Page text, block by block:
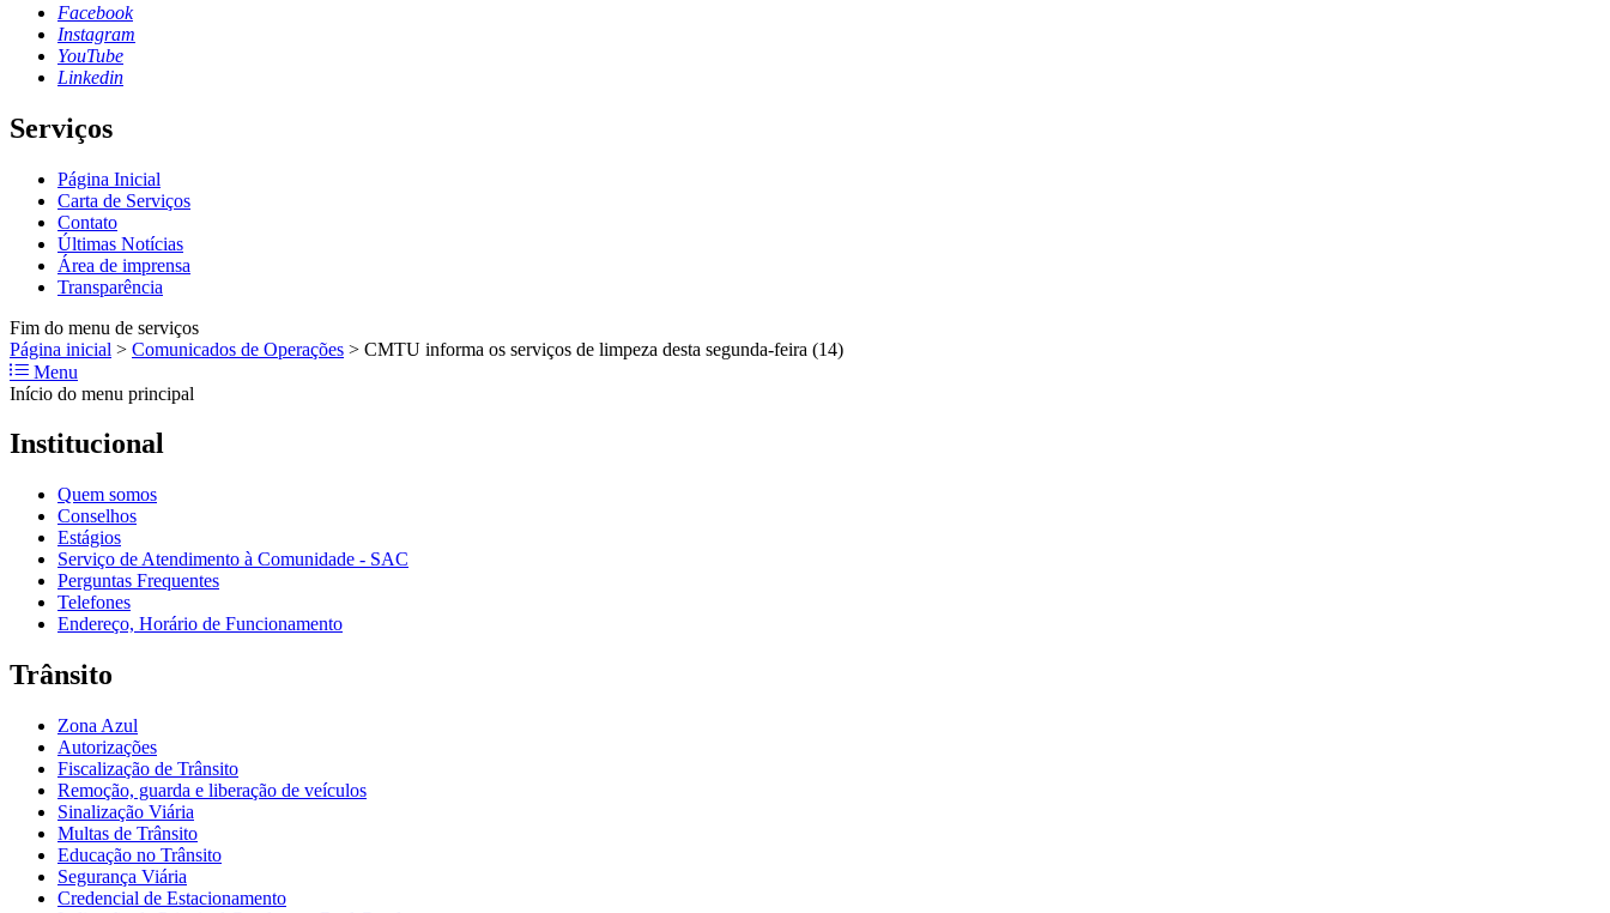
Facebook
Instagram
YouTube
Linkedin
Serviços
Página Inicial
Carta de Serviços
Contato
Últimas Notícias
Área de imprensa
Transparência
Fim do menu de serviços
Página inicial > Comunicados de Operações > CMTU informa os serviços de limpeza desta segunda-feira (14)
Menu
Início do menu principal
Institucional
Quem somos
Conselhos
Estágios
Serviço de Atendimento à Comunidade - SAC
Perguntas Frequentes
Telefones
Endereço, Horário de Funcionamento
Trânsito
Zona Azul
Autorizações
Fiscalização de Trânsito
Remoção, guarda e liberação de veículos
Sinalização Viária
Multas de Trânsito
Educação no Trânsito
Segurança Viária
Credencial de Estacionamento